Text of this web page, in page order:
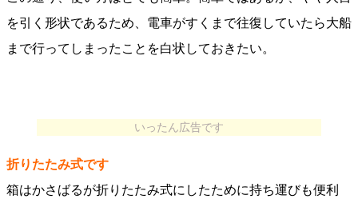
を引く形状であるため、電車がすくまで往復していたら大船
まで行ってしまったことを白状しておきたい。
いったん広告です
折りたたみ式です
箱はかさばるが折りたたみ式にしたために持ち運びも便利